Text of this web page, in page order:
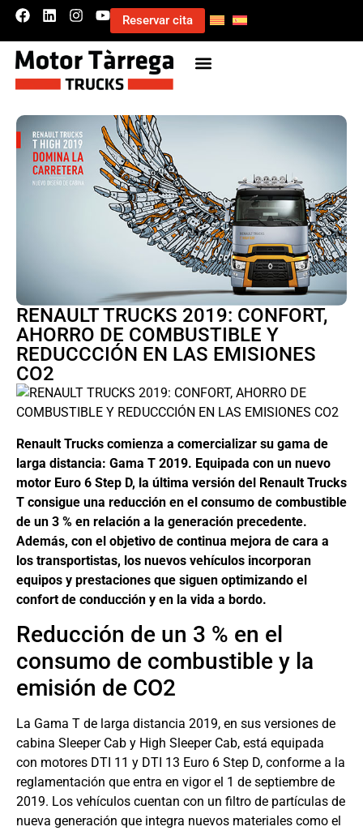
Reservar cita
RENAULT TRUCKS 2019: CONFORT,
AHORRO DE COMBUSTIBLE Y
REDUCCCIÓN EN LAS EMISIONES
CO2
Renault Trucks comienza a comercializar su gama de
larga distancia: Gama T 2019. Equipada con un nuevo
motor Euro 6 Step D, la última versión del Renault Trucks
T consigue una reducción en el consumo de combustible
de un 3 % en relación a la generación precedente.
Además, con el objetivo de continua mejora de cara a
los transportistas, los nuevos vehículos incorporan
equipos y prestaciones que siguen optimizando el
confort de conducción y en la vida a bordo.
Reducción de un 3 % en el
consumo de combustible y la
emisión de CO2
La Gama T de larga distancia 2019, en sus versiones de
cabina Sleeper Cab y High Sleeper Cab, está equipada
con motores DTI 11 y DTI 13 Euro 6 Step D, conforme a la
reglamentación que entra en vigor el 1 de septiembre de
2019. Los vehículos cuentan con un filtro de partículas de
nueva generación que integra nuevos materiales como el